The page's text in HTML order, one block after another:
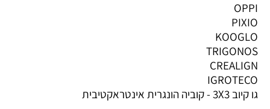
OPPI
PIXIO
KOOGLO
TRIGONOS
CREALIGN
IGROTECO
גו קיוב 3X3 - קוביה הונגרית אינטראקטיבית